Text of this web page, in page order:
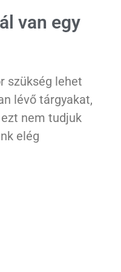
van egy
szükség lehet
lévő tárgyakat,
nem tudjuk
elég